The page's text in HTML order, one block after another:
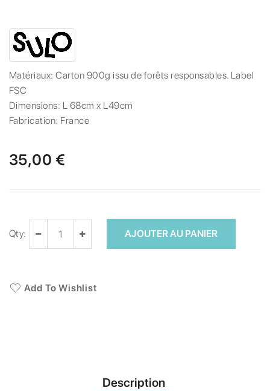
Matériaux:Carton 900g issu de forêts responsables. Label
FSC
Dimensions: L 68cm x L49cm
Fabrication: France
35,00 €
Qty: AJOUTER AU PANIER
Add To Wishlist
Description